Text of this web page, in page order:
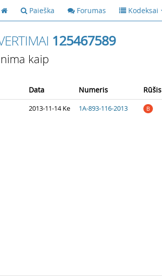
Paieška Forumas Kodeksai
125467589
kaip
Data Numeris Rūšis
2013-11-14 Ke 1A-893-116-2013 B